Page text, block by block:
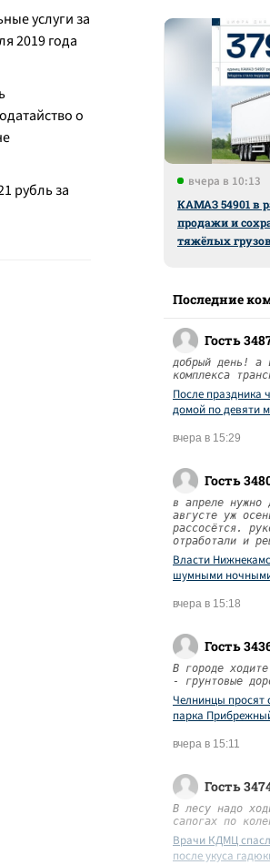
услуги за
2019 года
о
рубль за
вчера в 10:13
КАМАЗ 54901 в
продажи и
тяжёлых
Последние
Гость
добрый день! а
комплекса
После праздника
домой по девяти
вчера в 15:29
Гость
в апреле
августе уж
рассосётся.
отработали и
Власти
шумными
вчера в 15:18
Гость
В городе
- грунтовые
Челнинцы просят
парка
вчера в 15:11
Гость
В лесу надо
сапогах по
Врачи КДМЦ
после укуса